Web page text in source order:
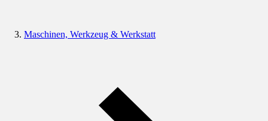
Maschinen, Werkzeug & Werkstatt